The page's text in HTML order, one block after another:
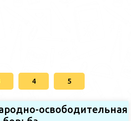
4 5
освободительная